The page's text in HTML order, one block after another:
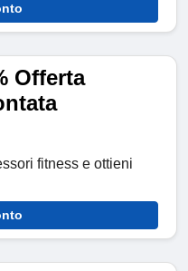
Offerta
fitness e ottieni